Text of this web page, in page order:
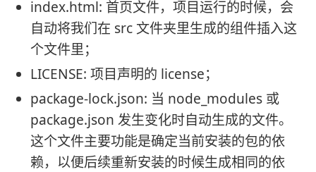
index.html: 首页文件，项目运行的时候，会
自动将我们在 src 文件夹里生成的组件插入这
个文件里；
LICENSE: 项目声明的 license；
package-lock.json: 当 node_modules 或
package.json 发生变化时自动生成的文件。
这个文件主要功能是确定当前安装的包的依
赖，以便后续重新安装的时候生成相同的依